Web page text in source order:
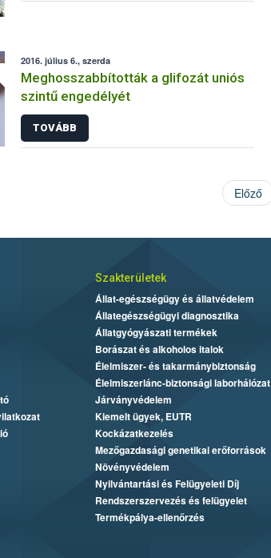
2016. július 6., szerda
Meghosszabbították a glifozát uniós
szintű engedélyét
TOVÁBB
Előző
Szakterületek
Állat-egészségügy és állatvédelem
Állategészségügyi diagnosztika
Állatgyógyászati termékek
Borászat és alkoholos italok
Élelmiszer- és takarmánybiztonság
Élelmiszerlánc-biztonsági laborhálózat
Járványvédelem
Kiemelt ügyek, EUTR
Kockázatkezelés
Mezőgazdasági genetikai erőforrások
Növényvédelem
Nyilvántartási és Felügyeleti Díj
Rendszerszervezés és felügyelet
Termékpálya-ellenőrzés